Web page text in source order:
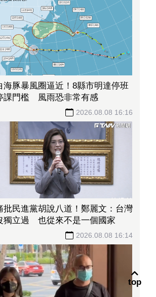
海豚暴風圈逼近！8縣市明達停班
課門檻 風雨恐非常有感
2026.08.08 16:16
批民進黨胡說八道！鄭麗文：台灣
獨立過 也從來不是一個國家
2026.08.08 16:14
top